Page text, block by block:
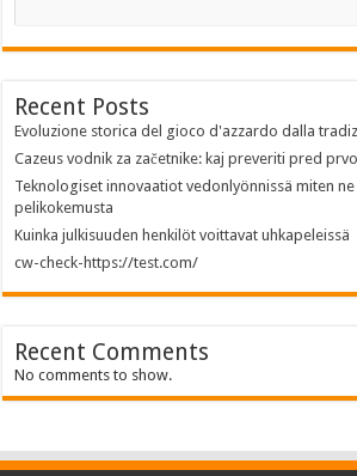
Recent Posts
Evoluzione storica del gioco d'azzardo dalla
Cazeus vodnik za začetnike: kaj preveriti pred
Teknologiset innovaatiot vedonlyönnissä miten
pelikokemusta
Kuinka julkisuuden henkilöt voittavat uhkapeleissä
cw-check-https://test.com/
Recent Comments
No comments to show.